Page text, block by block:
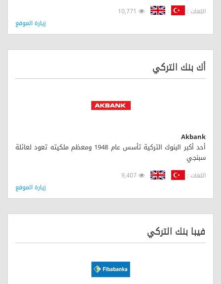
اللغات :
زيارة الموقع
أك بنك التركي
Akbank
أحد أكبر البنوك التركية تأسس عام 1948 ومعظم ملكيته تعود لعائلة
سبنجي
اللغات :
زيارة الموقع
فيبا بنك التركي